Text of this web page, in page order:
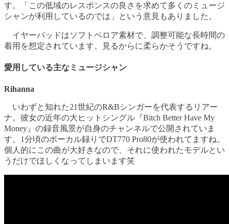
す。「この低域のレスポンスの良さを求めて多くのミュージ
シャンが利用しているのでは」という意見もありました。
イヤーパッドはソフトベロア素材で、調整可能な長時間の
着用を想定されています。見るからに柔らかそうですね。
愛用している主なミュージシャン
Rihanna
いわずと知れた21世紀のR&Bシンガーを代表するリアー
ナ。彼女の近年の大ヒットシングル『Bitch Better Have My
Money』の録音風景が自身のチャンネルで公開されていま
す。1分頃のボーカル録りでDT770 Pro80が使われてますね。
個人的にこの曲が大好きなので、それに使われたモデルとい
うだけでほしくなってしまいます笑